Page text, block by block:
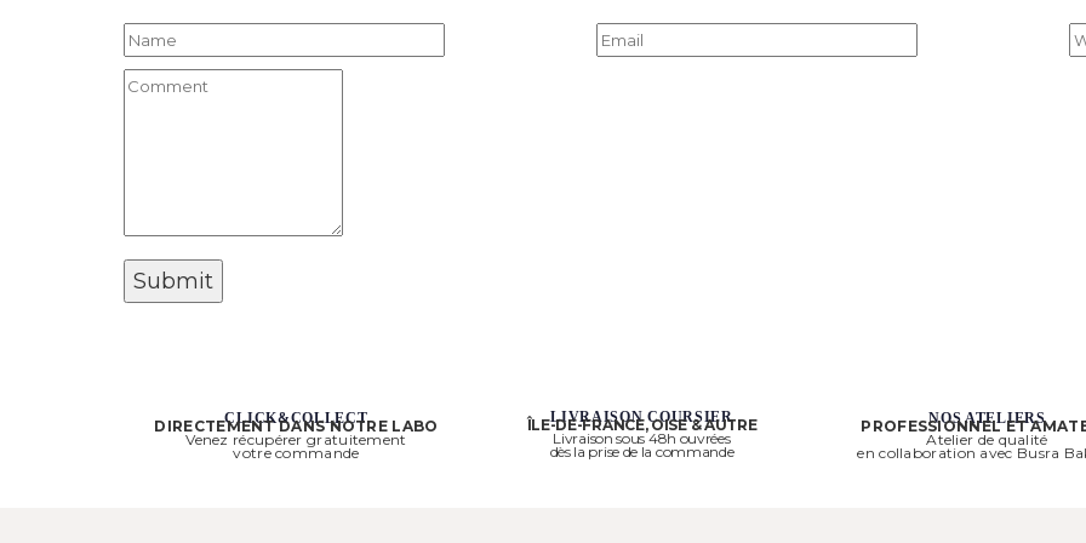
CLICK&COLLECT
DIRECTEMENT DANS NOTRE LABO
Venez récupérer gratuitement
votre commande
LIVRAISON COURSIER
ÎLE-DE-FRANCE, OISE & AUTRE
Livraison sous 48h ouvrées
dès la prise de la commande
NOS ATELIERS
PROFESSIONNEL ET
Atelier de qualité
en collaboration avec Busra